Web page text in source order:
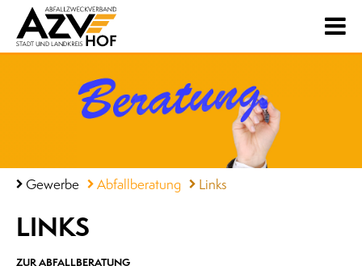
Gewerbe Abfallberatung Links
LINKS
ZUR ABFALLBERATUNG